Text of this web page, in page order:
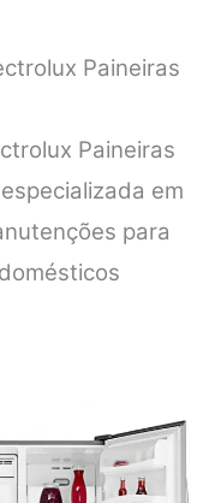
Paineiras
Paineiras
em
para